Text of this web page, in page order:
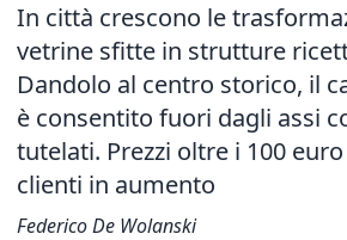
In città crescono le
vetrine sfitte in strutture
Dandolo al centro storico, il
è consentito fuori dagli assi
tutelati. Prezzi oltre i 100
clienti in aumento
Federico De Wolanski